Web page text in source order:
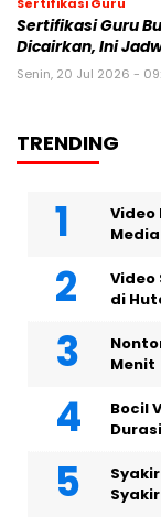
Sertifikasi Guru
Sertifikasi Guru
Dicairkan, Ini
Senin, 20 Jul 2026 -
TRENDING
Video
Video
di
Menit
Bocil